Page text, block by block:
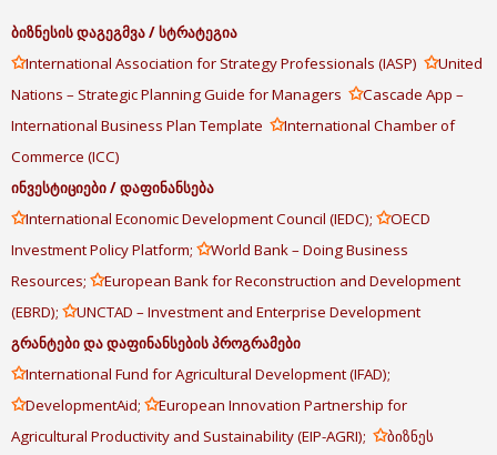
ბიზნესისდაგეგმვა/სტრატეგია
✩International Association for Strategy Professionals (IASP) ✩United
Nations – Strategic Planning Guide for Managers ✩Cascade App –
International Business Plan Template ✩International Chamber of
Commerce (ICC)
ინვესტიციები/დაფინანსება
✩International Economic Development Council (IEDC); ✩OECD
Investment Policy Platform; ✩World Bank – Doing Business
Resources; ✩European Bank for Reconstruction and Development
(EBRD); ✩UNCTAD – Investment and Enterprise Development
გრანტებიდადაფინანსებისპროგრამები
✩International Fund for Agricultural Development (IFAD);
✩DevelopmentAid; ✩European Innovation Partnership for
Agricultural Productivity and Sustainability (EIP-AGRI); ✩ბიზნეს